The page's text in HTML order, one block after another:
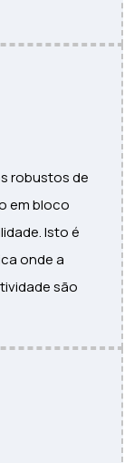
robustos de
em bloco
Isto é
onde a
são